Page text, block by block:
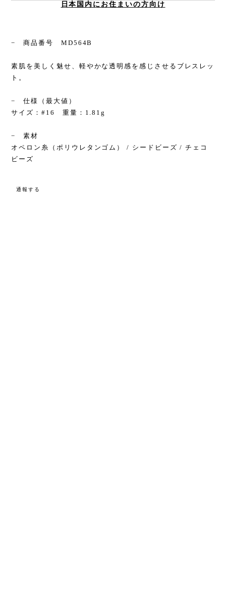
日本国内にお住まいの方向け
− 商品番号 MD564B
素肌を美しく魅せ、軽やかな透明感を感じさせるブレスレッ
ト。
− 仕様（最大値）
サイズ：#16 重量：1.81g
− 素材
オペロン糸（ポリウレタンゴム） / シードビーズ / チェコ
ビーズ
通報する